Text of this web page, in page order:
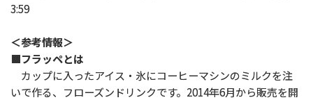
3:59
＜参考情報＞
■フラッペとは
カップに入ったアイス・氷にコーヒーマシンのミルクを注
いで作る、フローズンドリンクです。2014年6月から販売を開